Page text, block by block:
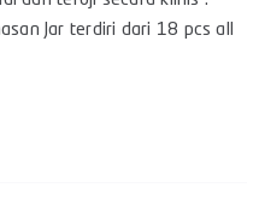
Jar terdiri dari 18 pcs all